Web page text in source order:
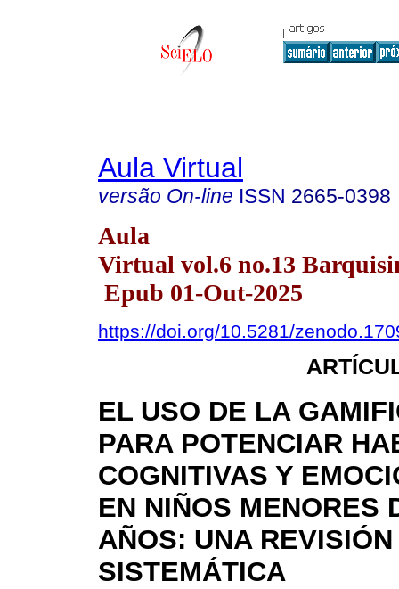
Aula Virtual
versão On-line ISSN 2665-0398
Aula
Virtual vol.6 no.13
Epub 01-Out-2025
https://doi.org/10.5281/
EL USO DE LA
PARA POTENCIAR
COGNITIVAS Y
EN NIÑOS MENORES
AÑOS: UNA REVISIÓN
SISTEMÁTICA